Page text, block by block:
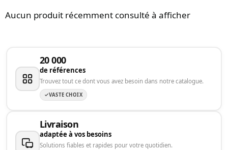
Aucun produit récemment consulté à afficher
20 000
de références
Trouvez tout ce dont vous avez besoin dans notre catalogue.
VASTE CHOIX
Livraison
adaptée à vos besoins
Solutions fiables et rapides pour votre quotidien.